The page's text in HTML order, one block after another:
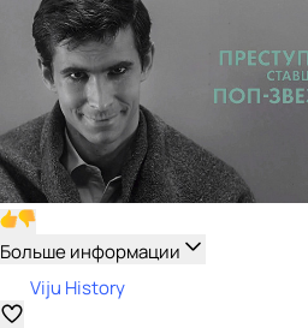
Больше информации
Viju History